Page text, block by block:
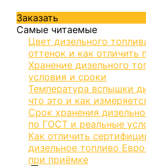
Заказать
Самые читаемые
Цвет дизельного
оттенок и как отличить
Хранение дизельного
условия и сроки
Температура вспышки
что это и как
Срок хранения
по ГОСТ и реальные
Как отличить
дизельное топливо
при приёмке